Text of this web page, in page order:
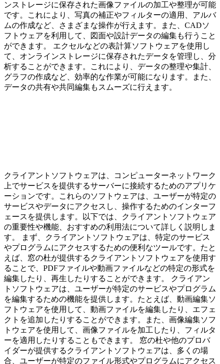
ンストレージに保存された画像ファイルの加工や整理が可能
です。これにより、写真の補正やフィルターの適用、アルバ
ムの作成など、さまざまな操作が行えます。また、CADソ
フトウェアを利用して、図面や設計データの編集も行うこと
ができます。 エクセルなどの表計算ソフトウェアを使用し
て、オンラインストレージに保存されたデータを管理し、分
析することができます。これにより、データの整理や集計、
グラフの作成など、効率的な作業が可能になります。また、
データの共有や共同編集もスムーズに行えます。
クライアントソフトウェアは、コンピューターネットワーク
上でサービスを提供するサーバーに接続するためのアプリケ
ーションです。これらのソフトウェアは、ユーザーが特定の
サービスやデータにアクセスし、操作するためのインターフ
ェースを提供します。以下では、クライアントソフトウェア
の重要性や機能、おすすめの利用法について詳しく説明しま
す。 まず、クライアントソフトウェアは、特定のサービス
やプログラムにアクセスするための便利なツールです。たと
えば、窓の杜が提供するクライアントソフトウェアを使用す
ることで、PDFファイルや動画ファイルなどの特定の形式を
編集したり、再生したりすることができます。 クライアン
トソフトウェアは、ユーザーが特定のサービスやプログラム
を編集するための機能を提供します。たとえば、動画編集ソ
フトウェアを使用して、動画ファイルを編集したり、エフェ
クトを追加したりすることができます。また、画像編集ソフ
トウェアを使用して、画像ファイルを加工したり、フィルタ
ーを適用したりすることもできます。 窓の杜や他のプロバ
イダーが提供するクライアントソフトウェアは、多くの場
合、ユーザーが特定のファイル形式やプログラムにアクセス